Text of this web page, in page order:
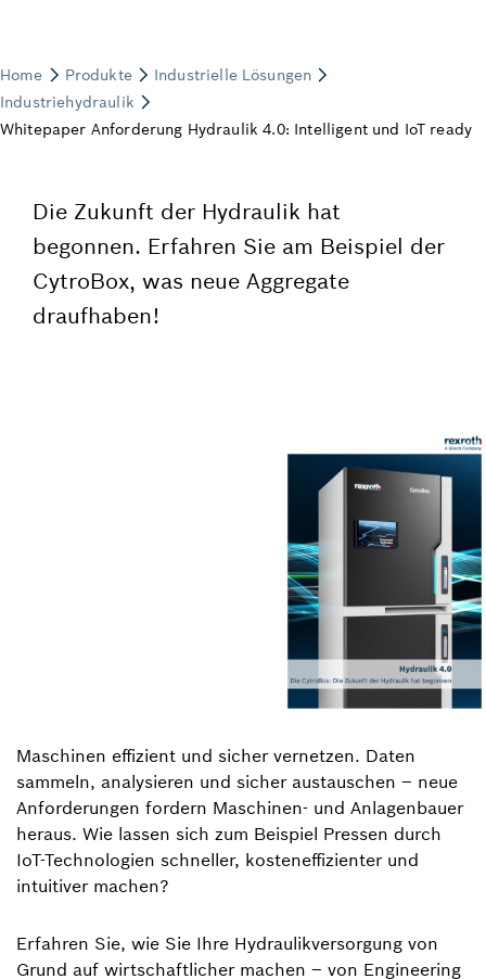
Die Zukunft der Hydraulik hat
begonnen. Erfahren Sie am Beispiel der
CytroBox, was neue Aggregate
draufhaben!
Maschinen effizient und sicher vernetzen. Daten
sammeln, analysieren und sicher austauschen – neue
Anforderungen fordern Maschinen- und Anlagenbauer
heraus. Wie lassen sich zum Beispiel Pressen durch
IoT-Technologien schneller, kosteneffizienter und
intuitiver machen?
Erfahren Sie, wie Sie Ihre Hydraulikversorgung von
Grund auf wirtschaftlicher machen – von Engineering